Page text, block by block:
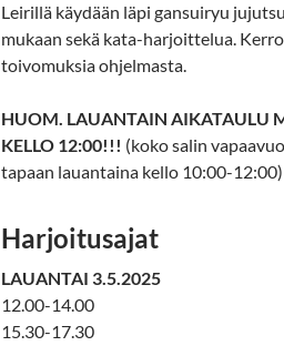
Leirillä käydään läpi gansuiryu
mukaan sekä kata-harjoittelua.
toivomuksia ohjelmasta.
HUOM. LAUANTAIN AIKATAULU
KELLO 12:00!!! (koko salin
tapaan lauantaina kello 10:00-12:00)
Harjoitusajat
LAUANTAI 3.5.2025
12.00-14.00
15.30-17.30